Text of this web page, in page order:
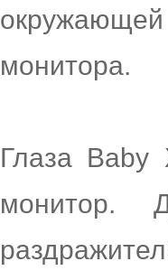
монитора.
Глаза
монитор.